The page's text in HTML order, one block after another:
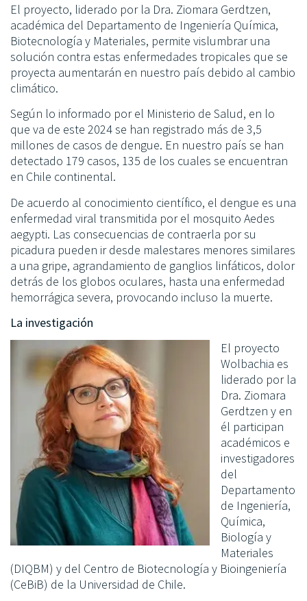
El proyecto, liderado por la Dra. Ziomara Gerdtzen,
académica del Departamento de Ingeniería Química,
Biotecnología y Materiales, permite vislumbrar una
solución contra estas enfermedades tropicales que se
proyecta aumentarán en nuestro país debido al cambio
climático.
Según lo informado por el Ministerio de Salud, en lo
que va de este 2024 se han registrado más de 3,5
millones de casos de dengue. En nuestro país se han
detectado 179 casos, 135 de los cuales se encuentran
en Chile continental.
De acuerdo al conocimiento científico, el dengue es una
enfermedad viral transmitida por el mosquito Aedes
aegypti. Las consecuencias de contraerla por su
picadura pueden ir desde malestares menores similares
a una gripe, agrandamiento de ganglios linfáticos, dolor
detrás de los globos oculares, hasta una enfermedad
hemorrágica severa, provocando incluso la muerte.
La investigación
El proyecto
Wolbachia es
liderado por la
Dra. Ziomara
Gerdtzen y en
él participan
académicos e
investigadores
del
Departamento
de Ingeniería,
Química,
Biología y
Materiales
(DIQBM) y del Centro de Biotecnología y Bioingeniería
(CeBiB) de la Universidad de Chile.